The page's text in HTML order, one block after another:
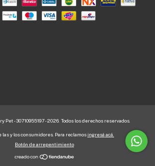
Pet - 30710955197 - 2026. Todos los derechos reservados.
las y los consumidores. Para reclamos ingresá acá.
Botón de arrepentimiento